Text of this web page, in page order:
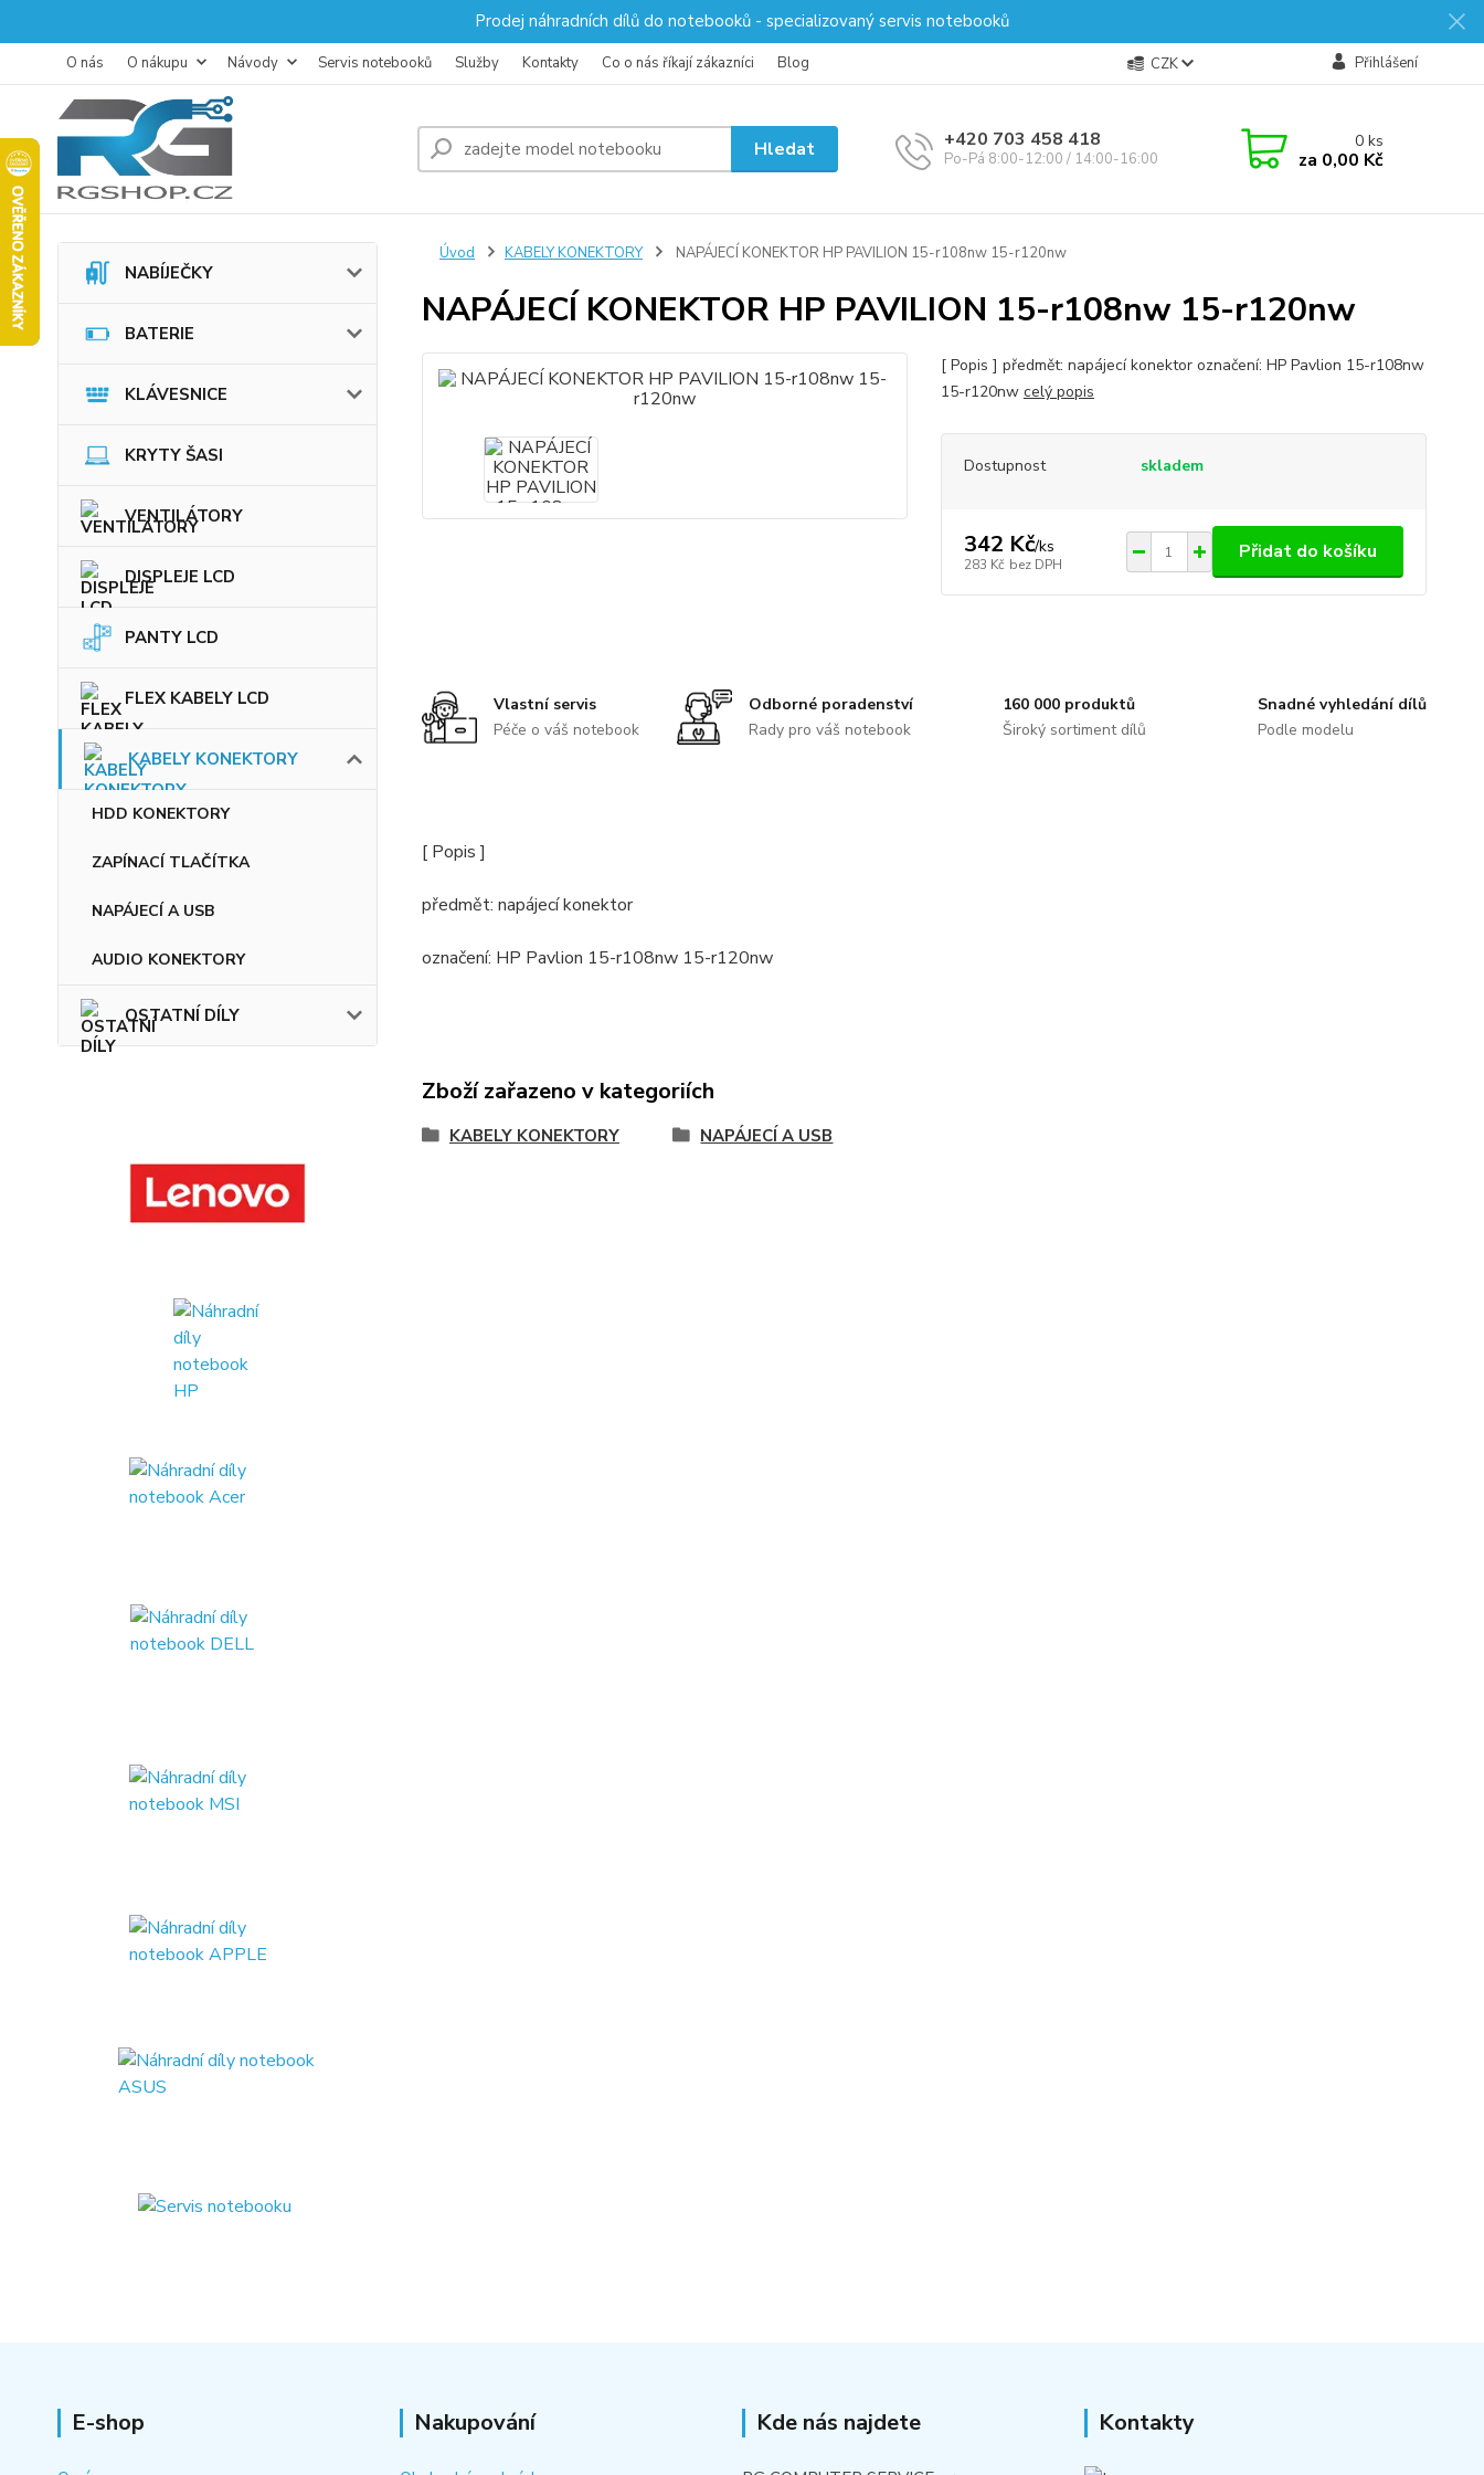
Prodej náhradních dílů do notebooků - specializovaný servis notebooků
O nás O nákupu Návody Servis notebooků Služby Kontakty Co o nás říkají zákazníci Blog CZK Přihlášení
Hledat +420 703 458 418
Po-Pá 8:00-12:00 / 14:00-16:00
0ks
za 0,00 Kč
NABÍJEČKY
BATERIE
KLÁVESNICE
KRYTY ŠASI
VENTILÁTORY
DISPLEJE LCD
PANTY LCD
FLEX KABELY LCD
KABELY KONEKTORY
HDD KONEKTORY
ZAPÍNACÍ TLAČÍTKA
NAPÁJECÍ A USB
AUDIO KONEKTORY
OSTATNÍ DÍLY
Úvod KABELY KONEKTORY NAPÁJECÍ KONEKTOR HP PAVILION 15-r108nw 15-r120nw
NAPÁJECÍ KONEKTOR HP PAVILION 15-r108nw 15-r120nw
[ Popis ] předmět: napájecí konektor označení: HP Pavlion 15-r108nw
15-r120nw celý popis
Dostupnost skladem
342 Kč/ks
283 Kč bez DPH
Přidat do košíku
Vlastní servis
Péče o váš notebook
Odborné poradenství
Rady pro váš notebook
160 000 produktů
Široký sortiment dílů
Snadné vyhledání dílů
Podle modelu
[ Popis ]
předmět: napájecí konektor
označení: HP Pavlion 15-r108nw 15-r120nw
Zboží zařazeno v kategoriích
KABELY KONEKTORY NAPÁJECÍ A USB
E-shop Nakupování Kde nás najdete Kontakty